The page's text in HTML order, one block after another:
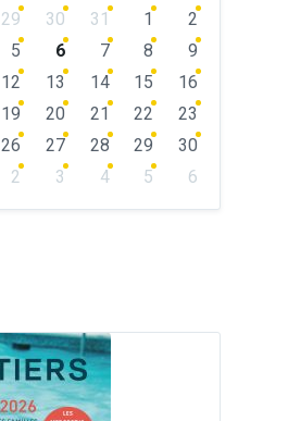
29 30 31 1
2
5 6 7 8
9
12 13 14 15
16
19 20 21 22
23
26 27 28 29
30
2 3 4 5
6